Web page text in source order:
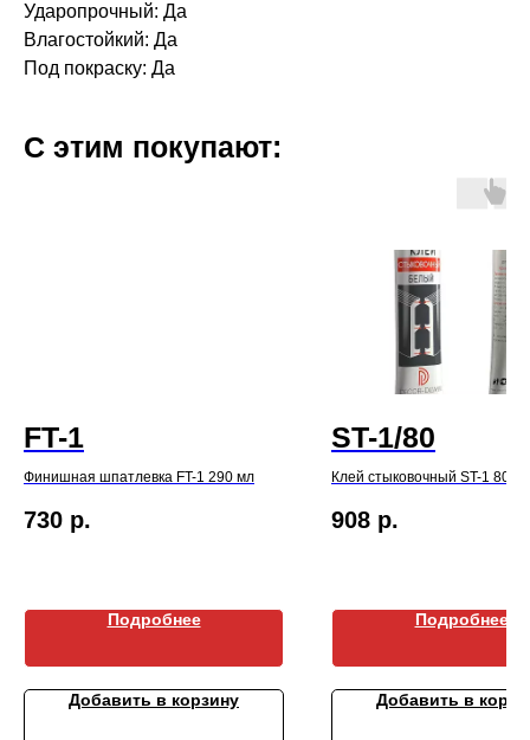
Ударопрочный: Да
Влагостойкий: Да
Под покраску: Да
С этим покупают:
FT-1
Финишная шпатлевка FT-1 290 мл
730 р.
Подробнее
Добавить в корзину
ST-1/80
Клей стыковочный ST-1 80 мл
908 р.
Подробнее
Добавить в